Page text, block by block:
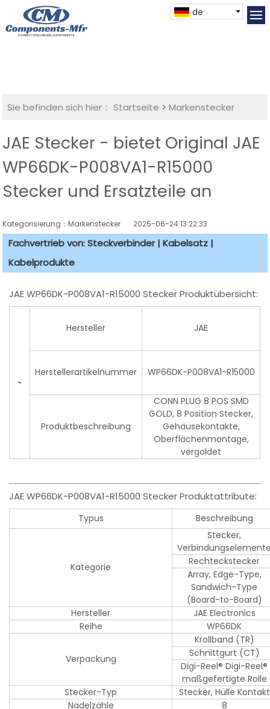
de
Sie befinden sich hier： Startseite >Markenstecker
JAE Stecker - bietet Original JAE
WP66DK-P008VA1-R15000
Stecker und Ersatzteile an
Kategorisierung：Markenstecker 2025-06-24 13:22:33
Fachvertrieb von: Steckverbinder | Kabelsatz |
Kabelprodukte
JAE WP66DK-P008VA1-R15000 Stecker Produktübersicht:
Hersteller JAE
Herstellerartikelnummer WP66DK-P008VA1-R15000
Produktbeschreibung
CONN PLUG 8 POS SMD
GOLD, 8 Position Stecker,
Gehäusekontakte,
Oberflächenmontage,
vergoldet
JAE WP66DK-P008VA1-R15000 Stecker Produktattribute:
Typus Beschreibung
Kategorie
Stecker,
Rechteckstecker
Array, Edge-Type,
Sandwich-Type
(Board-to-Board)
Hersteller
JAE Electronics
Reihe
WP66DK
Verpackung
Krollband (TR)
Schnittgurt (CT)
Digi-Reel® Digi-Reel®
maßgefertigte Rolle
Stecker-Typ
Stecker, Hülle Kontakt
Nadelzähle
8